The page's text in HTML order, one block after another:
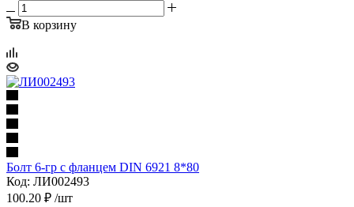
В корзину
Болт 6-гр с фланцем DIN 6921 8*80
Код: ЛИ002493
100.20 ₽ /шт